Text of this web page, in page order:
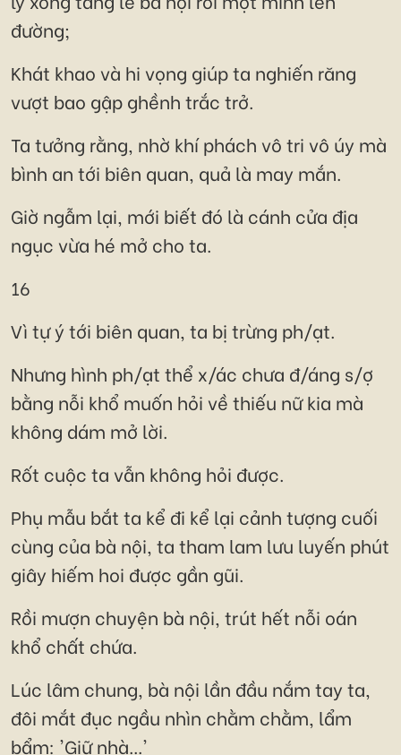
đường;
Khát khao và hi vọng giúp ta nghiến răng
vượt bao gập ghềnh trắc trở.
Ta tưởng rằng, nhờ khí phách vô tri vô úy mà
bình an tới biên quan, quả là may mắn.
Giờ ngẫm lại, mới biết đó là cánh cửa địa
ngục vừa hé mở cho ta.
16
Vì tự ý tới biên quan, ta bị trừng ph/ạt.
Nhưng hình ph/ạt thể x/ác chưa đ/áng s/ợ
bằng nỗi khổ muốn hỏi về thiếu nữ kia mà
không dám mở lời.
Rốt cuộc ta vẫn không hỏi được.
Phụ mẫu bắt ta kể đi kể lại cảnh tượng cuối
cùng của bà nội, ta tham lam lưu luyến phút
giây hiếm hoi được gần gũi.
Rồi mượn chuyện bà nội, trút hết nỗi oán
khổ chất chứa.
Lúc lâm chung, bà nội lần đầu nắm tay ta,
đôi mắt đục ngầu nhìn chằm chằm, lẩm
bẩm: 'Giữ nhà...'